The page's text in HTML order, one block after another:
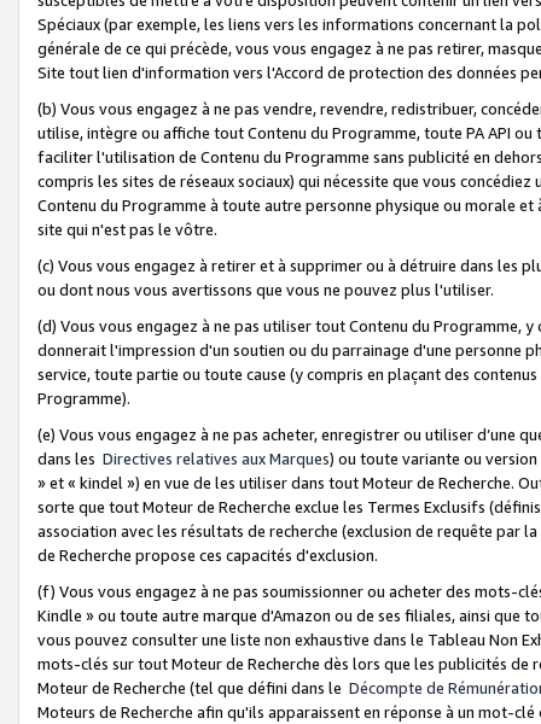
Spéciaux (par exemple, les liens vers les informations concernant la
générale de ce qui précède, vous vous engagez à ne pas retirer,
Site tout lien d'information vers l'Accord de protection des données
(b) Vous vous engagez à ne pas vendre, revendre, redistribuer,
utilise, intègre ou affiche tout Contenu du Programme, toute PA API
faciliter l'utilisation de Contenu du Programme sans publicité en
compris les sites de réseaux sociaux) qui nécessite que vous
Contenu du Programme à toute autre personne physique ou morale
site qui n'est pas le vôtre.
(c) Vous vous engagez à retirer et à supprimer ou à détruire dans les
ou dont nous vous avertissons que vous ne pouvez plus l'utiliser.
(d) Vous vous engagez à ne pas utiliser tout Contenu du Programme,
donnerait l'impression d'un soutien ou du parrainage d'une personne
service, toute partie ou toute cause (y compris en plaçant des
Programme).
(e) Vous vous engagez à ne pas acheter, enregistrer ou utiliser d’une
dans les Directives relatives aux Marques) ou toute variante ou
» et « kindel ») en vue de les utiliser dans tout Moteur de Recherche.
sorte que tout Moteur de Recherche exclue les Termes Exclusifs
association avec les résultats de recherche (exclusion de requête
de Recherche propose ces capacités d'exclusion.
(f) Vous vous engagez à ne pas soumissionner ou acheter des mots-
Kindle » ou toute autre marque d'Amazon ou de ses filiales, ainsi que
vous pouvez consulter une liste non exhaustive dans le Tableau Non
mots-clés sur tout Moteur de Recherche dès lors que les publicités de
Moteur de Recherche (tel que défini dans le Décompte de
Moteurs de Recherche afin qu'ils apparaissent en réponse à un mot-